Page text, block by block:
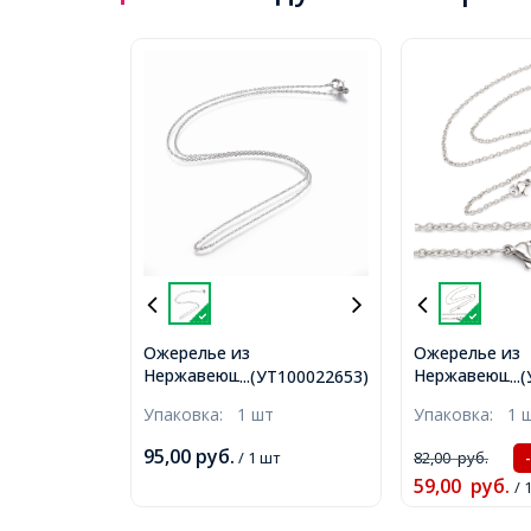
...(УТ100022653)
Ожерелье из
Нержавеющей Стали,
Застежка Карабин
Лобстер, Размер: 45см,
Звено: 3.5мм,
Упаковка: 1 шт
95,00 руб. / 1 шт
Ожерелье из
Застежка
Лобстер,
(УТ100024561)
Упаковка: 1
82,00руб.
59,00 руб. /